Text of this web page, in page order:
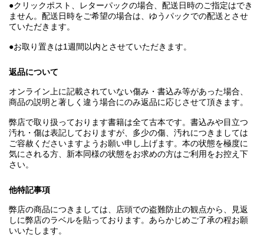
●クリックポスト、レターパックの場合、配送日時のご指定はでき
ません。配送日時をご希望の場合は、ゆうパックでの配送とさせ
ていただきます。
●お取り置きは1週間以内とさせていただきます。
返品について
オンライン上に記載されていない傷み・書込み等があった場合、
商品の説明と著しく違う場合にのみ返品に応じさせて頂きます。
弊店で取り扱っております書籍は全て古本です。書込みや目立つ
汚れ・傷は表記しておりますが、多少の傷、汚れにつきましては
ご容赦くださいますようお願い申し上げます。本の状態を極度に
気にされる方、新本同様の状態をお求めの方はご利用をお控え下
さい。
他特記事項
弊店の商品につきましては、店頭での盗難防止の観点から、見返
しに弊店のラベルを貼っております。あらかじめご了承の程お願
いいたします。